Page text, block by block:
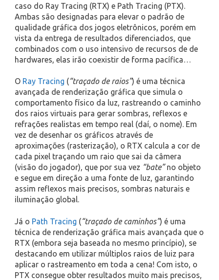
caso do Ray Tracing (RTX) e Path Tracing (PTX).
Ambas são designadas para elevar o padrão de
qualidade gráfica dos jogos eletrônicos, porém em
vista da entrega de resultados diferenciados, que
combinados com o uso intensivo de recursos de de
hardwares, elas irão coexistir de forma pacífica…
O Ray Tracing (“traçado de raios”) é uma técnica
avançada de renderização gráfica que simula o
comportamento físico da luz, rastreando o caminho
dos raios virtuais para gerar sombras, reflexos e
refrações realistas em tempo real (daí, o nome). Em
vez de desenhar os gráficos através de
aproximações (rasterização), o RTX calcula a cor de
cada pixel traçando um raio que sai da câmera
(visão do jogador), que por sua vez “bate”no objeto
e segue em direção a uma fonte de luz, garantindo
assim reflexos mais precisos, sombras naturais e
iluminação global.
Já o Path Tracing (“traçado de caminhos”) é uma
técnica de renderização gráfica mais avançada que o
RTX (embora seja baseada no mesmo princípio), se
destacando em utilizar múltiplos raios de luiz para
aplicar o rastreamento em toda a cena! Com isto, o
PTX consegue obter resultados muito mais precisos,